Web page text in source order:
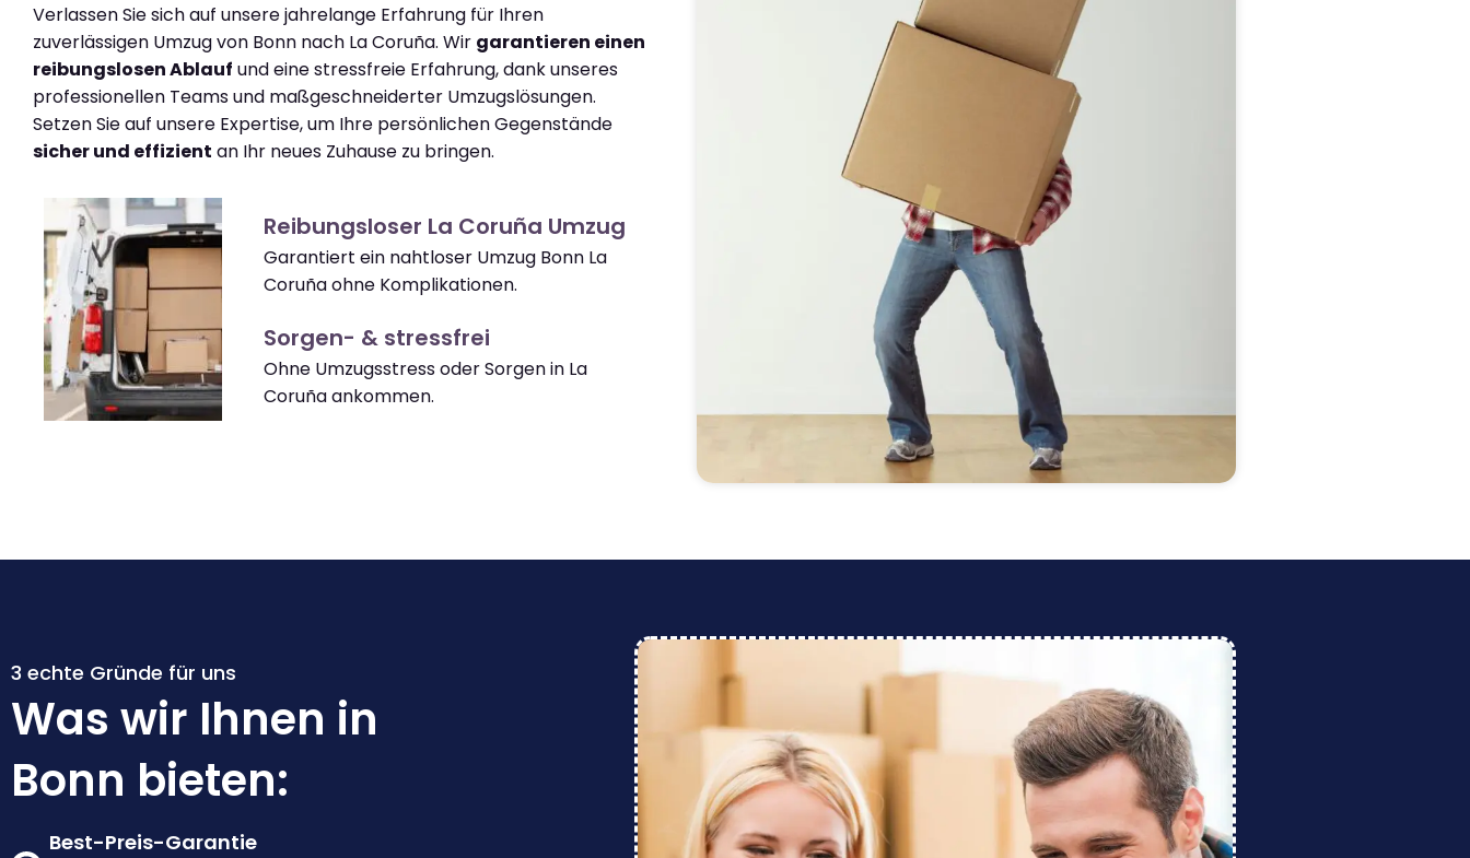
Verlassen Sie sich auf unsere jahrelange Erfahrung für Ihren
zuverlässigen Umzug von Bonn nach La Coruña. Wir garantieren einen
reibungslosen Ablauf und eine stressfreie Erfahrung, dank unseres
professionellen Teams und maßgeschneiderter Umzugslösungen.
Setzen Sie auf unsere Expertise, um Ihre persönlichen Gegenstände
sicher und effizient an Ihr neues Zuhause zu bringen.
Reibungsloser La Coruña Umzug
Garantiert ein nahtloser Umzug Bonn La
Coruña ohne Komplikationen.
Sorgen- & stressfrei
Ohne Umzugsstress oder Sorgen in La
Coruña ankommen.
3 echte Gründe für uns
Was wir Ihnen in
Bonn bieten:
Best-Preis-Garantie